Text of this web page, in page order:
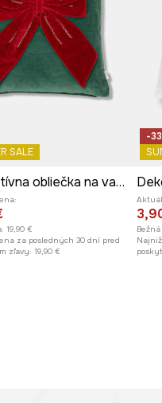
SALE
Dekoratívna obliečka na vankúš vianočný 45 x 45 cm
19,90 €
za posledných 30 dní pred
zľavy: 19,90 €
-